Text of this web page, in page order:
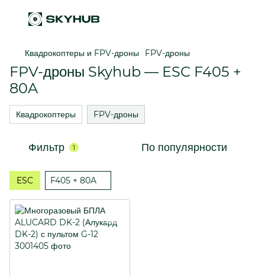
Квадрокоптеры и FPV-дроны FPV-дроны
FPV-дроны Skyhub — ESC F405 +
80A
Квадрокоптеры FPV-дроны
Фильтр 1 По популярности
ESC F405 + 80A